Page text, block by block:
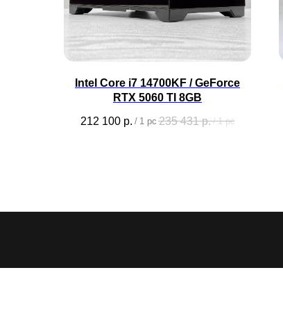
Intel Core i7 14700KF / GeForce
RTX 5060 TI 8GB
212 100 р. / 1 pc 235 431 р. / 1 pc